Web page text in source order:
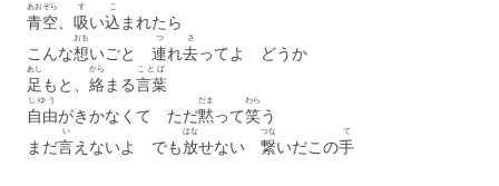
青空
あおぞら
、 吸
す
い込
こ
まれたら
こんな想
おも
いごと 連
つ
れ去
さ
ってよ どうか
足
あし
もと、 絡
から
まる言葉
ことば
自由
じゆう
がきかなくて ただ黙
だま
って笑
わら
う
まだ言
い
えないよ でも放
はな
せない 繋
つな
いだこの手
て